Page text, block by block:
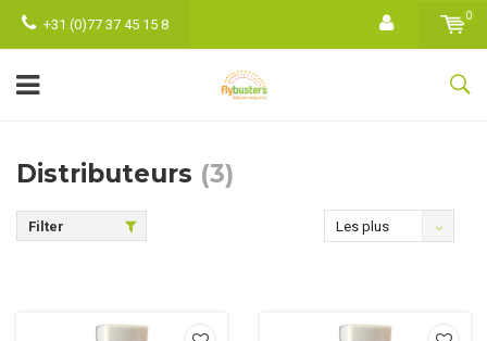
+31 (0)77 37 45 15 8
0
Distributeurs (3)
Filter
Les plus